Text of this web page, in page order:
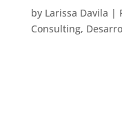
by Larissa Davila |
Consulting,